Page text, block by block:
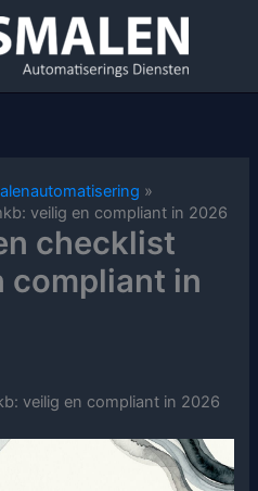
veilig en compliant in 2026
checklist
compliant in
veilig en compliant in 2026